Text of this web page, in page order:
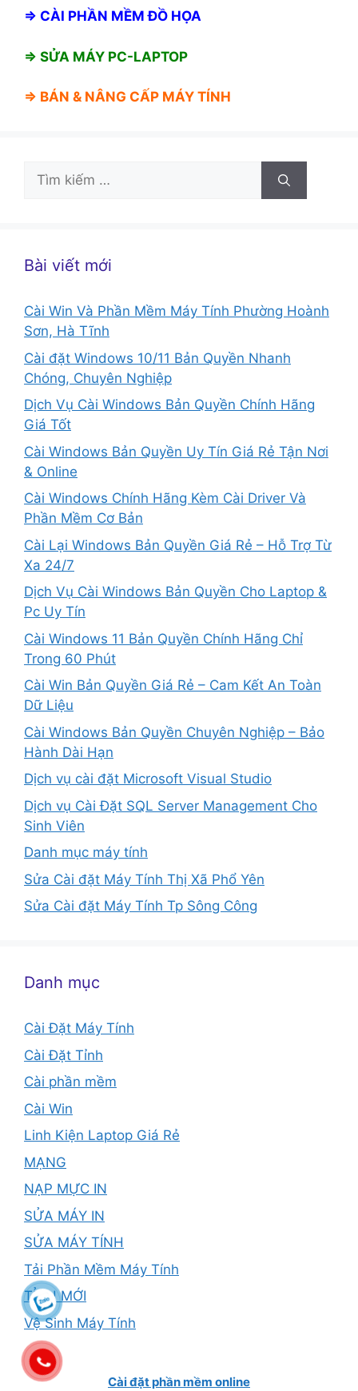
⇒ CÀI PHẦN MỀM ĐỒ HỌA
⇒ SỬA MÁY PC-LAPTOP
⇒ BÁN & NÂNG CẤP MÁY TÍNH
Tìm
Bài viết mới
Cài Win Và Phần Mềm Máy Tính Phường Hoành
Sơn, Hà Tĩnh
Cài đặt Windows 10/11 Bản Quyền Nhanh
Chóng, Chuyên Nghiệp
Dịch Vụ Cài Windows Bản Quyền Chính Hãng
Giá Tốt
Cài Windows Bản Quyền Uy Tín Giá Rẻ Tận Nơi
& Online
Cài Windows Chính Hãng Kèm Cài Driver Và
Phần Mềm Cơ Bản
Cài Lại Windows Bản Quyền Giá Rẻ – Hỗ Trợ Từ
Xa 24/7
Dịch Vụ Cài Windows Bản Quyền Cho Laptop &
Pc Uy Tín
Cài Windows 11 Bản Quyền Chính Hãng Chỉ
Trong 60 Phút
Cài Win Bản Quyền Giá Rẻ – Cam Kết An Toàn
Dữ Liệu
Cài Windows Bản Quyền Chuyên Nghiệp – Bảo
Hành Dài Hạn
Dịch vụ cài đặt Microsoft Visual Studio
Dịch vụ Cài Đặt SQL Server Management Cho
Sinh Viên
Danh mục máy tính
Sửa Cài đặt Máy Tính Thị Xã Phổ Yên
Sửa Cài đặt Máy Tính Tp Sông Công
Danh mục
Cài Đặt Máy Tính
Cài Đặt Tỉnh
Cài phần mềm
Cài Win
Linh Kiện Laptop Giá Rẻ
MẠNG
NẠP MỰC IN
SỬA MÁY IN
SỬA MÁY TÍNH
Tải Phần Mềm Máy Tính
TỈNH MỚI
Vệ Sinh Máy Tính
Cài đặt phần mềm online